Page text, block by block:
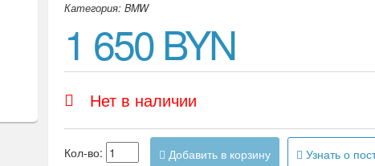
Категория: BMW
1 650 BYN
Нет в наличии
Кол-во: Добавить в корзину Узнать о